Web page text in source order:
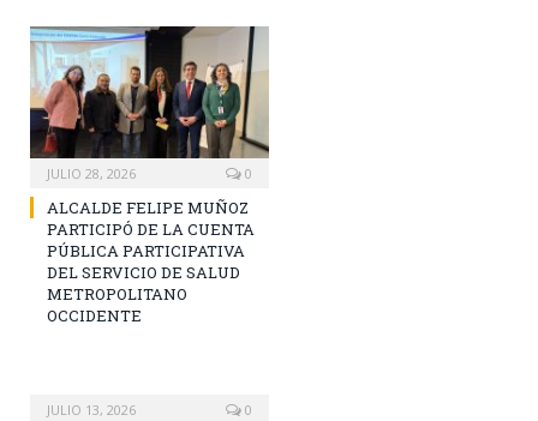
JULIO 28, 2026 0
ALCALDE FELIPE MUÑOZ
PARTICIPÓ DE LA CUENTA
PÚBLICA PARTICIPATIVA
DEL SERVICIO DE SALUD
METROPOLITANO
OCCIDENTE
JULIO 13, 2026 0